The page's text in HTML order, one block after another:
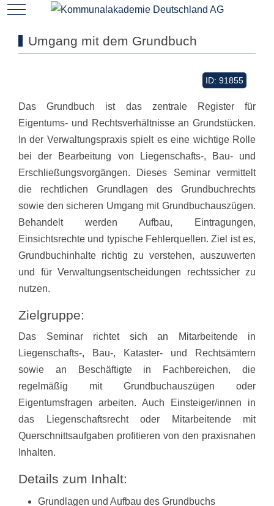
Mobile Menu Toggle
Umgang mit dem Grundbuch
ID: 91855
Das Grundbuch ist das zentrale Register für
Eigentums- und Rechtsverhältnisse an Grundstücken.
In der Verwaltungspraxis spielt es eine wichtige Rolle
bei der Bearbeitung von Liegenschafts-, Bau- und
Erschließungsvorgängen. Dieses Seminar vermittelt
die rechtlichen Grundlagen des Grundbuchrechts
sowie den sicheren Umgang mit Grundbuchauszügen.
Behandelt werden Aufbau, Eintragungen,
Einsichtsrechte und typische Fehlerquellen. Ziel ist es,
Grundbuchinhalte richtig zu verstehen, auszuwerten
und für Verwaltungsentscheidungen rechtssicher zu
nutzen.
Zielgruppe:
Das Seminar richtet sich an Mitarbeitende in
Liegenschafts-, Bau-, Kataster- und Rechtsämtern
sowie an Beschäftigte in Fachbereichen, die
regelmäßig mit Grundbuchauszügen oder
Eigentumsfragen arbeiten. Auch Einsteiger/innen in
das Liegenschaftsrecht oder Mitarbeitende mit
Querschnittsaufgaben profitieren von den praxisnahen
Inhalten.
Details zum Inhalt:
Grundlagen und Aufbau des Grundbuchs